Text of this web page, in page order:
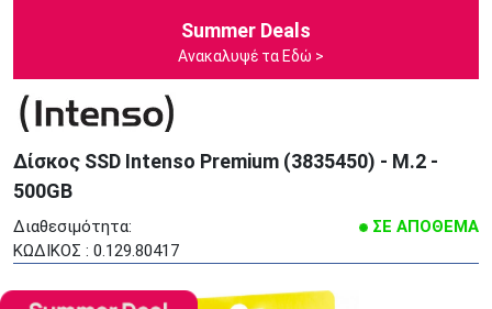
Summer Deals
Ανακαλυψέ τα Εδώ >
Δίσκος SSD Ιntenso Premium (3835450) - M.2 -
500GB
Διαθεσιμότητα:
ΣΕ ΑΠΟΘΕΜΑ
ΚΩΔΙΚΟΣ : 0.129.80417